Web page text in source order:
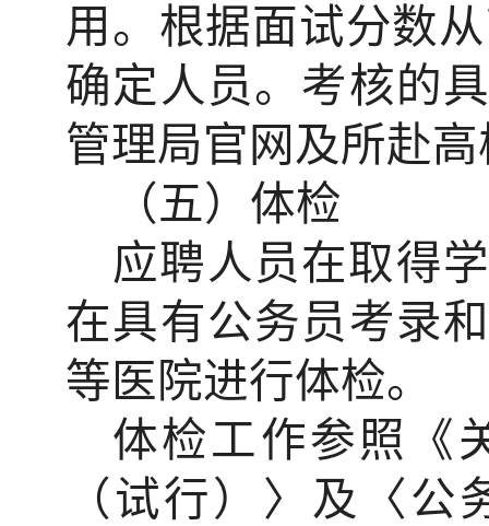
用。根据面试分数
确定人员。考核的
管理局官网及所赴
（五）体检
应聘人员在取得
在具有公务员考录
等医院进行体检。
体检工作参照《
（试行）〉及〈